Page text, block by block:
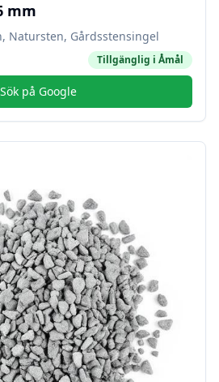
mm
Natursten, Gårdsstensingel
Tillgänglig i Åmål
Sök på Google